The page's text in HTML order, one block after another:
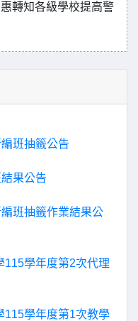
轉知各級學校提高警
班抽籤公告
果公告
班抽籤作業結果公
115學年度第2次代理
115學年度第1次教學